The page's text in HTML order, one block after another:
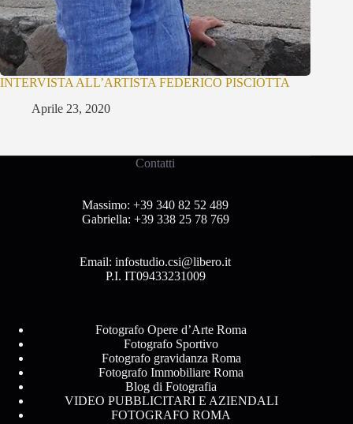
INTERVISTA ALL’ARTISTA FEDERICO PISCIOTTA
Aprile 23, 2020
Contatti
Massimo: +39 340 82 52 489
Gabriella: +39 338 25 78 769
Email:infostudio.csi@libero.it
P.I. IT09433231009
Fotografo Opere d’Arte Roma
Fotografo Sportivo
Fotografo gravidanza Roma
Fotografo Immobiliare Roma
Blog di Fotografia
VIDEO PUBBLICITARI E AZIENDALI
FOTOGRAFO ROMA